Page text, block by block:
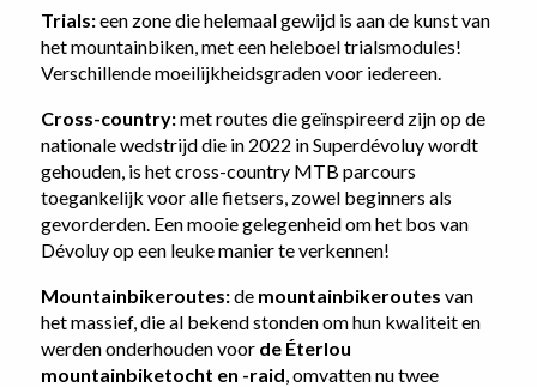
Trials:een zone die helemaal gewijd is aan de kunst van
het mountainbiken, met een heleboel trialsmodules!
Verschillende moeilijkheidsgraden voor iedereen.
Cross-country:met routes die geïnspireerd zijn op de
nationale wedstrijd die in 2022 in Superdévoluy wordt
gehouden, is het cross-country MTB parcours
toegankelijk voor alle fietsers, zowel beginners als
gevorderden. Een mooie gelegenheid om het bos van
Dévoluy op een leuke manier te verkennen!
Mountainbikeroutes:de mountainbikeroutes van
het massief, die al bekend stonden om hun kwaliteit en
werden onderhouden voor de Éterlou
mountainbiketocht en -raid , omvatten nu twee